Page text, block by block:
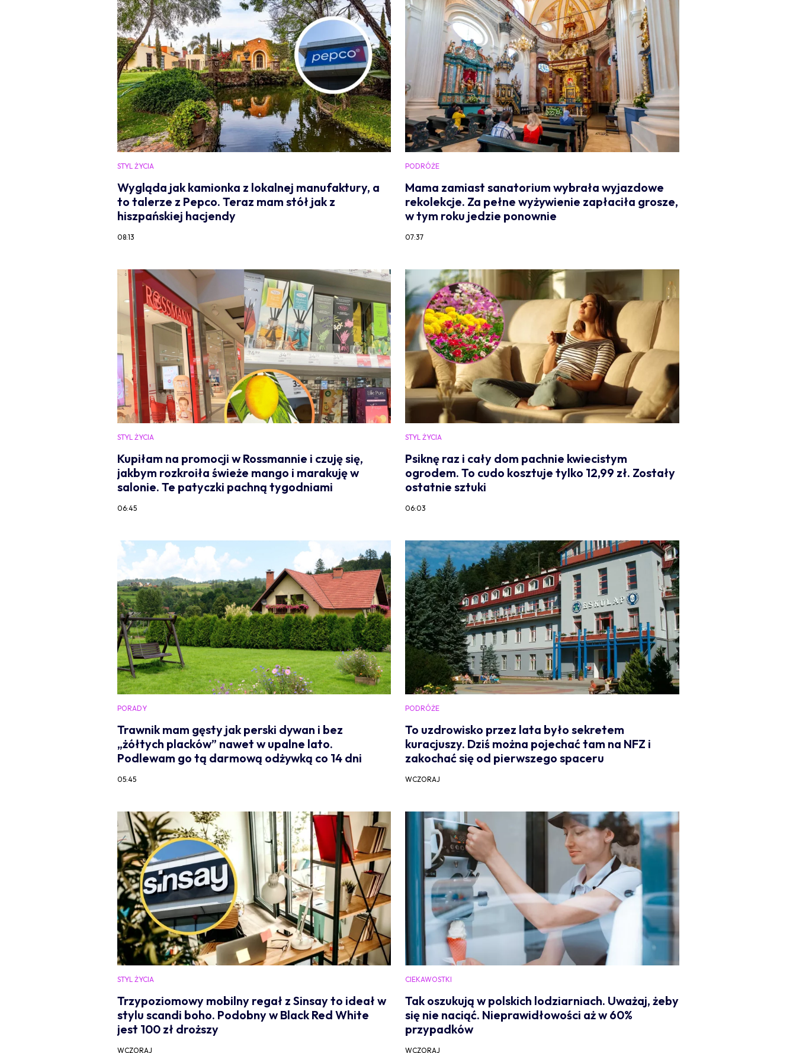
STYL ŻYCIA
Wygląda jak kamionka z lokalnej manufaktury, a
to talerze z Pepco. Teraz mam stół jak z
hiszpańskiej hacjendy
08:13
PODRÓŻE
Mama zamiast sanatorium wybrała wyjazdowe
rekolekcje. Za pełne wyżywienie zapłaciła grosze,
w tym roku jedzie ponownie
07:37
STYL ŻYCIA
Kupiłam na promocji w Rossmannie i czuję się,
jakbym rozkroiła świeże mango i marakuję w
salonie. Te patyczki pachną tygodniami
06:45
STYL ŻYCIA
Psiknę raz i cały dom pachnie kwiecistym
ogrodem. To cudo kosztuje tylko 12,99 zł. Zostały
ostatnie sztuki
06:03
PORADY
Trawnik mam gęsty jak perski dywan i bez
„żółtych placków” nawet w upalne lato.
Podlewam go tą darmową odżywką co 14 dni
05:45
PODRÓŻE
To uzdrowisko przez lata było sekretem
kuracjuszy. Dziś można pojechać tam na NFZ i
zakochać się od pierwszego spaceru
WCZORAJ
STYL ŻYCIA
Trzypoziomowy mobilny regał z Sinsay to ideał w
stylu scandi boho. Podobny w Black Red White
jest 100 zł droższy
WCZORAJ
CIEKAWOSTKI
Tak oszukują w polskich lodziarniach. Uważaj, żeby
się nie naciąć. Nieprawidłowości aż w 60%
przypadków
WCZORAJ